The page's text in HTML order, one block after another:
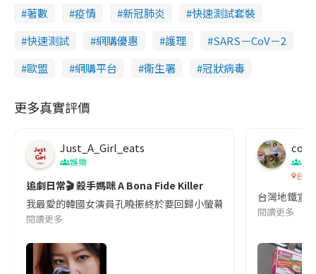
著數 疫情 新冠肺炎
快速測試套裝
快速測試
網購優惠 護理
SARS－CoV－2
歐盟
網購平台 衞生署 冠狀病毒
更多真實評價
Just_A_Girl_eats
娛樂
追劇日常🎬 殺手媽咪 A Bona Fide Killer
我最愛的韓國女演員孔曉振終於要回歸小螢幕啦!這次的劇本改編
閱讀更多
co
吹
台灣
台灣地鐵宣
閱讀更多